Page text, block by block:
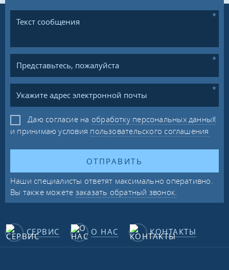
Даю согласие на обработку персональных данных
и принимаю условия пользовательского соглашения
ОТПРАВИТЬ
Наши специалисты ответят максимально оперативно.
Вы также можете заказать обратный звонок.
СЕРВИС О НАС КОНТАКТЫ